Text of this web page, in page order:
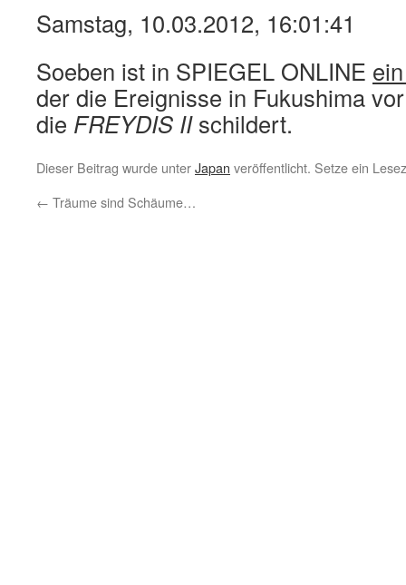
Samstag, 10.03.2012, 16:01:41
Soeben ist in SPIEGEL ONLINE
der die Ereignisse in Fukushima
die FREYDIS IIschildert.
Dieser Beitrag wurde unterJapan veröffentlicht. Setze ein
← Träume sind Schäume…